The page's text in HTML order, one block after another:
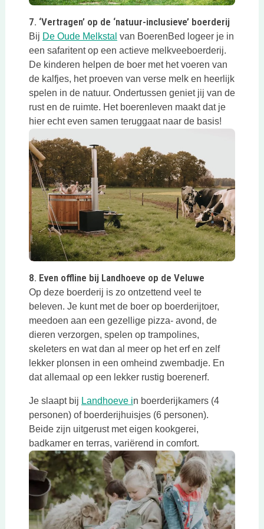
7. ‘Vertragen’ op de ‘natuur-inclusieve’ boerderij
Bij De Oude MelkstalDeze link opent in een nieuwe tab
van BoerenBed logeer je in
een safaritent op een actieve melkveeboerderij.
De kinderen helpen de boer met het voeren van
de kalfjes, het proeven van verse melk en heerlijk
spelen in de natuur. Ondertussen geniet jij van de
rust en de ruimte. Het boerenleven maakt dat je
hier echt even samen teruggaat naar de basis!
8. Even offline bij Landhoeve op de Veluwe
Op deze boerderij is zo ontzettend veel te
beleven. Je kunt met de boer op boerderijtoer,
meedoen aan een gezellige pizza- avond, de
dieren verzorgen, spelen op trampolines,
skeleters en wat dan al meer op het erf en zelf
lekker plonsen in een omheind zwembadje. En
dat allemaal op een lekker rustig boerenerf.
Je slaapt bij Landhoeve iDeze link opent in een nieuwe
n boerderijkamers (4
personen) of boerderijhuisjes (6 personen).
Beide zijn uitgerust met eigen kookgerei,
badkamer en terras, variërend in comfort.